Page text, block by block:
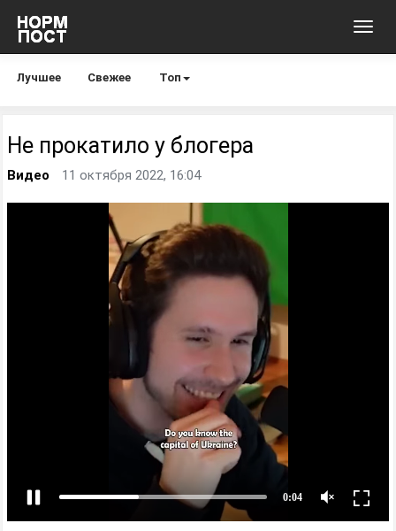
Лучшее Свежее Топ
Не прокатило у блогера
Видео 11 октября 2022, 16:04